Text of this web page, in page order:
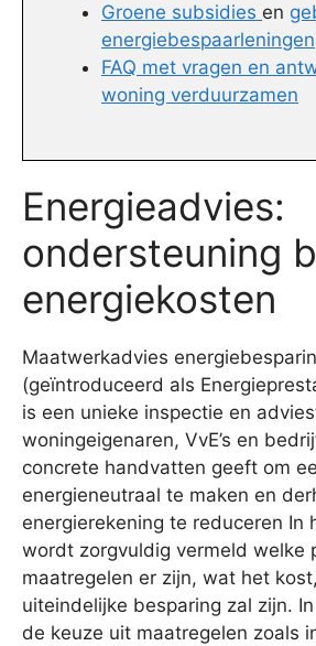
Groene subsidies en
energiebespaarleningen
FAQ met vragen en
woning verduurzamen
Energieadvies:
ondersteuning
energiekosten
Maatwerkadvies
(geïntroduceerd als
is een unieke inspectie en
woningeigenaren, VvE’s en
concrete handvatten geeft om
energieneutraal te maken en
energierekening te reduceren In
wordt zorgvuldig vermeld welke
maatregelen er zijn, wat het
uiteindelijke besparing zal zijn.
de keuze uit maatregelen zoals